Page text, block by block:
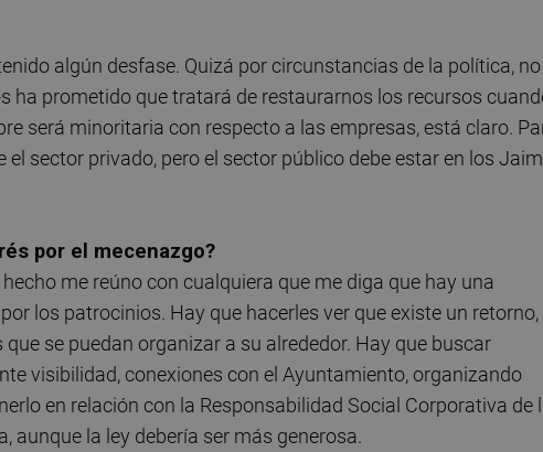
algún desfase. Quizá por circunstancias de la política, no
ha prometido que tratará de restaurarnos los recursos
será minoritaria con respecto a las empresas, está claro.
sector privado, pero el sector público debe estar en los
por el mecenazgo?
me reúno con cualquiera que me diga que hay una
los patrocinios. Hay que hacerles ver que existe un retorno,
se puedan organizar a su alrededor. Hay que buscar
visibilidad, conexiones con el Ayuntamiento, organizando
en relación con la Responsabilidad Social Corporativa de
aunque la ley debería ser más generosa.